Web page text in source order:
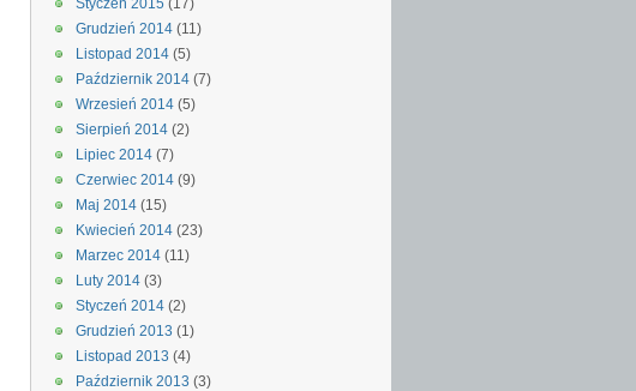
Styczeń 2015 (17)
Grudzień 2014 (11)
Listopad 2014 (5)
Październik 2014 (7)
Wrzesień 2014 (5)
Sierpień 2014 (2)
Lipiec 2014 (7)
Czerwiec 2014 (9)
Maj 2014 (15)
Kwiecień 2014 (23)
Marzec 2014 (11)
Luty 2014 (3)
Styczeń 2014 (2)
Grudzień 2013 (1)
Listopad 2013 (4)
Październik 2013 (3)